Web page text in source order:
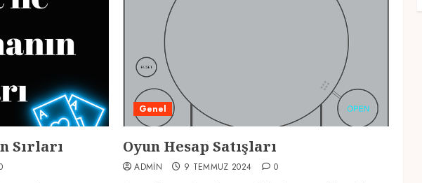
Sırları
Genel
Oyun Hesap Satışları
ADMIN 9 TEMMUZ 2024 0